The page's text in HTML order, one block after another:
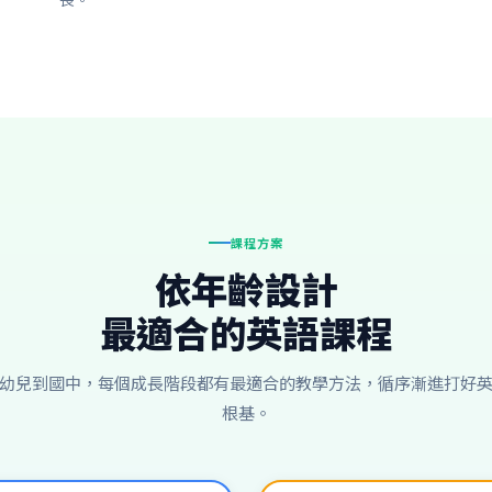
課程方案
依年齡設計
最適合的英語課程
兒到國中，每個成長階段都有最適合的教學方法，循序漸進打好
根基。